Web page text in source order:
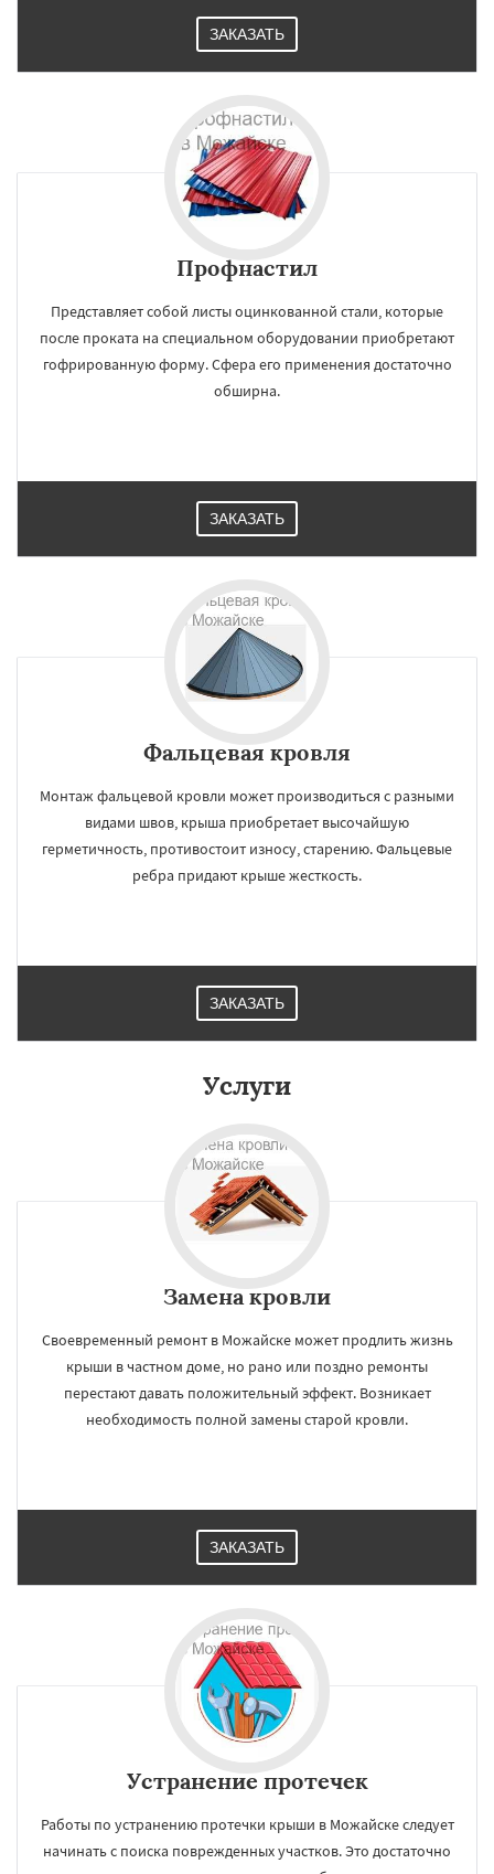
Работаем по
Наро-Фоминск Ногинск
Павловский Посад Пересвет Подольск
Протвино Пушкино Пущино Раменское
ЗАКАЗАТЬ
Профнастил
Представляет собой листы оцинкованной стали, которые
после проката на специальном оборудовании приобретают
гофрированную форму. Сфера его применения достаточно
обширна.
ЗАКАЗАТЬ
Фальцевая кровля
Монтаж фальцевой кровли может производиться с разными
видами швов, крыша приобретает высочайшую
герметичность, противостоит износу, старению. Фальцевые
ребра придают крыше жесткость.
ЗАКАЗАТЬ
Услуги
Замена кровли
Своевременный ремонт в Можайске может продлить жизнь
крыши в частном доме, но рано или поздно ремонты
перестают давать положительный эффект. Возникает
необходимость полной замены старой кровли.
ЗАКАЗАТЬ
Устранение протечек
Работы по устранению протечки крыши в Можайске следует
начинать с поиска поврежденных участков. Это достаточно
УЗНАТЬ ПОДРОБНЕЕ